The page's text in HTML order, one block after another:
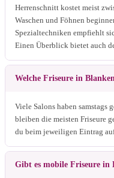
Herrenschnitt kostet meist
Waschen und Föhnen
Spezialtechniken empfiehlt
Einen Überblick bietet auch
Welche Friseure in
Viele Salons haben samstags
bleiben die meisten Friseure
du beim jeweiligen Eintrag
Gibt es mobile Friseure in